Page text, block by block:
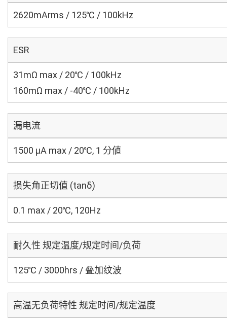
2620mArms / 125℃ / 100kHz
ESR
31mΩ max / 20℃ / 100kHz
160mΩ max / -40℃ / 100kHz
漏电流
1500 μA max / 20℃, 1 分値
损失角正切值 (tanδ)
0.1 max / 20℃, 120Hz
耐久性 规定温度/规定时间/负荷
125℃ / 3000hrs / 叠加纹波
高温无负荷特性 规定时间/规定温度